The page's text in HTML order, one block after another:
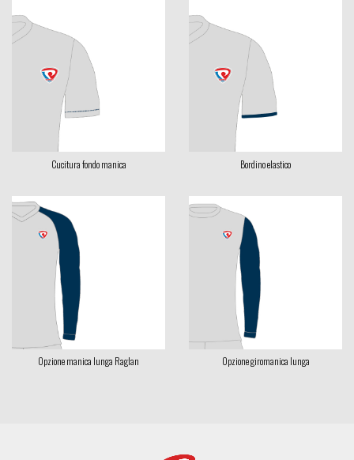
Cucitura fondo manica Bordino elastico
Opzione manica lunga Raglan Opzione giromanica lunga